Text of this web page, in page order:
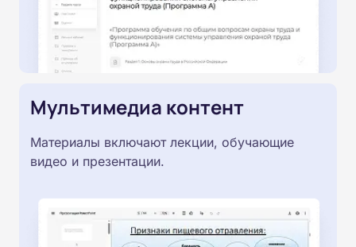
Мультимедиа контент
Материалы включают лекции, обучающие
видео и презентации.